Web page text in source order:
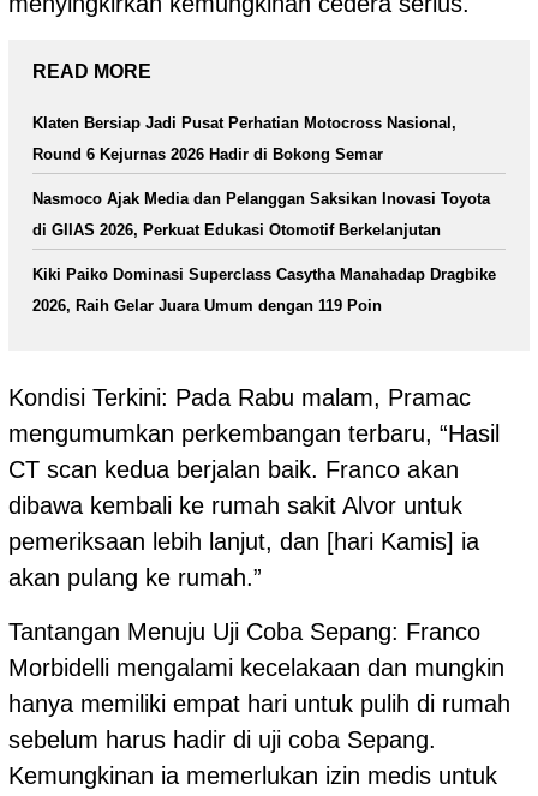
READ MORE
Klaten Bersiap Jadi Pusat Perhatian Motocross Nasional,
Round 6 Kejurnas 2026 Hadir di Bokong Semar
Nasmoco Ajak Media dan Pelanggan Saksikan Inovasi Toyota
di GIIAS 2026, Perkuat Edukasi Otomotif Berkelanjutan
Kiki Paiko Dominasi Superclass Casytha Manahadap Dragbike
2026, Raih Gelar Juara Umum dengan 119 Poin
Kondisi Terkini: Pada Rabu malam, Pramac
mengumumkan perkembangan terbaru, “Hasil
CT scan kedua berjalan baik. Franco akan
dibawa kembali ke rumah sakit Alvor untuk
pemeriksaan lebih lanjut, dan [hari Kamis] ia
akan pulang ke rumah.”
Tantangan Menuju Uji Coba Sepang: Franco
Morbidelli mengalami kecelakaan dan mungkin
hanya memiliki empat hari untuk pulih di rumah
sebelum harus hadir di uji coba Sepang.
Kemungkinan ia memerlukan izin medis untuk